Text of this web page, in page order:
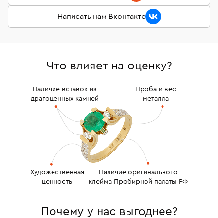
Написать нам Вконтакте
Что влияет на оценку?
Наличие вставок из
драгоценных камней
Проба и вес
металла
Художественная
ценность
Наличие оригинального
клейма Пробирной палаты РФ
Почему у нас выгоднее?